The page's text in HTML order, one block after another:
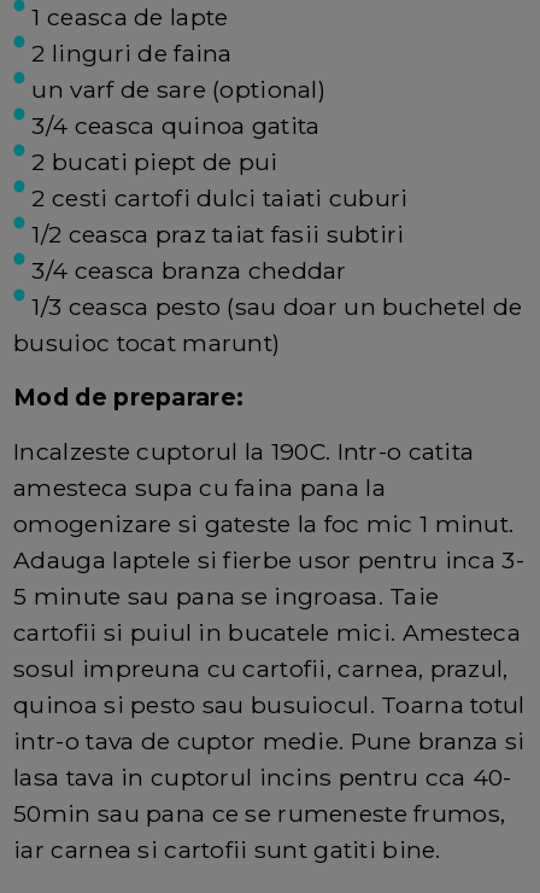
1 ceasca de lapte
2 linguri de faina
un varf de sare (optional)
3/4 ceasca quinoa gatita
2 bucati piept de pui
2 cesti cartofi dulci taiati cuburi
1/2 ceasca praz taiat fasii subtiri
3/4 ceasca branza cheddar
1/3 ceasca pesto (sau doar un buchetel de
busuioc tocat marunt)
Mod de preparare:
Incalzeste cuptorul la 190C. Intr-o catita
amesteca supa cu faina pana la
omogenizare si gateste la foc mic 1 minut.
Adauga laptele si fierbe usor pentru inca 3-
5 minute sau pana se ingroasa. Taie
cartofii si puiul in bucatele mici. Amesteca
sosul impreuna cu cartofii, carnea, prazul,
quinoa si pesto sau busuiocul. Toarna totul
intr-o tava de cuptor medie. Pune branza si
lasa tava in cuptorul incins pentru cca 40-
50min sau pana ce se rumeneste frumos,
iar carnea si cartofii sunt gatiti bine.